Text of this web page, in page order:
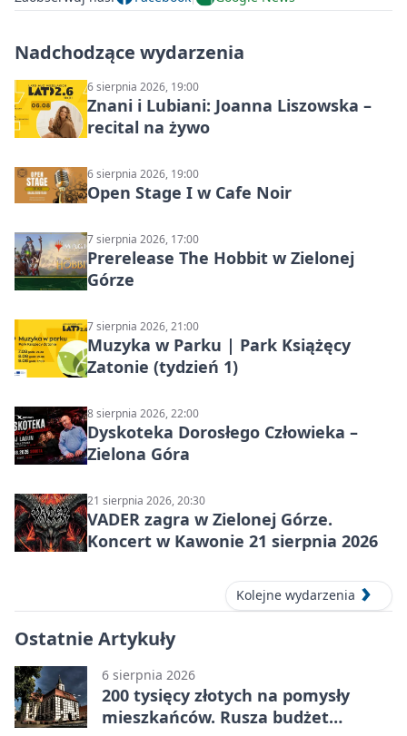
Nadchodzące wydarzenia
6 sierpnia 2026, 19:00
Znani i Lubiani: Joanna Liszowska –
recital na żywo
6 sierpnia 2026, 19:00
Open Stage I w Cafe Noir
7 sierpnia 2026, 17:00
Prerelease The Hobbit w Zielonej
Górze
7 sierpnia 2026, 21:00
Muzyka w Parku | Park Książęcy
Zatonie (tydzień 1)
8 sierpnia 2026, 22:00
Dyskoteka Dorosłego Człowieka –
Zielona Góra
21 sierpnia 2026, 20:30
VADER zagra w Zielonej Górze.
Koncert w Kawonie 21 sierpnia 2026
Kolejne wydarzenia
Ostatnie Artykuły
6 sierpnia 2026
200 tysięcy złotych na pomysły
mieszkańców. Rusza budżet